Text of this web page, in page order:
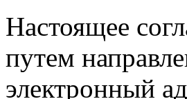
Настоящее
путем
электронный